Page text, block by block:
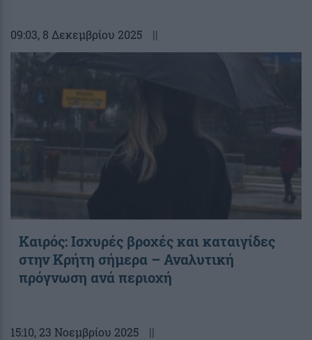
09:03, 8 Δεκεμβρίου 2025 ||
Καιρός: Ισχυρές βροχές και καταιγίδες
στην Κρήτη σήμερα – Αναλυτική
πρόγνωση ανά περιοχή
15:10, 23 Νοεμβρίου 2025 ||